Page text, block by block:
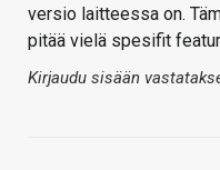
versio laitteessa on.
pitää vielä spesifit
Kirjaudu sisään